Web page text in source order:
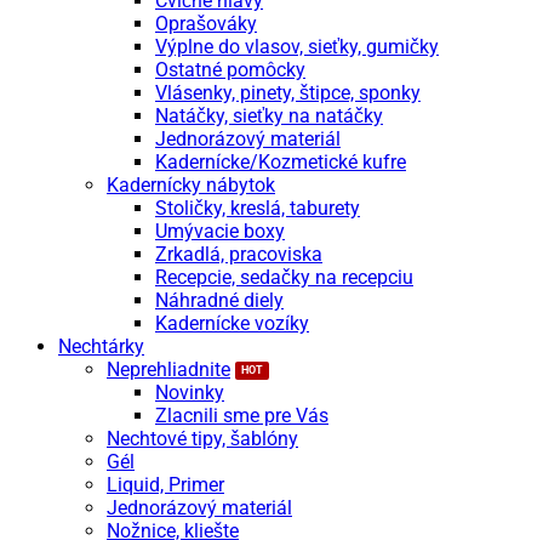
Oprašováky
Výplne do vlasov, sieťky, gumičky
Ostatné pomôcky
Vlásenky, pinety, štipce, sponky
Natáčky, sieťky na natáčky
Jednorázový materiál
Kadernícke/Kozmetické kufre
Kadernícky nábytok
Stoličky, kreslá, taburety
Umývacie boxy
Zrkadlá, pracoviska
Recepcie, sedačky na recepciu
Náhradné diely
Kadernícke vozíky
Nechtárky
Neprehliadnite
Novinky
Zlacnili sme pre Vás
Nechtové tipy, šablóny
Gél
Liquid, Primer
Jednorázový materiál
Nožnice, kliešte